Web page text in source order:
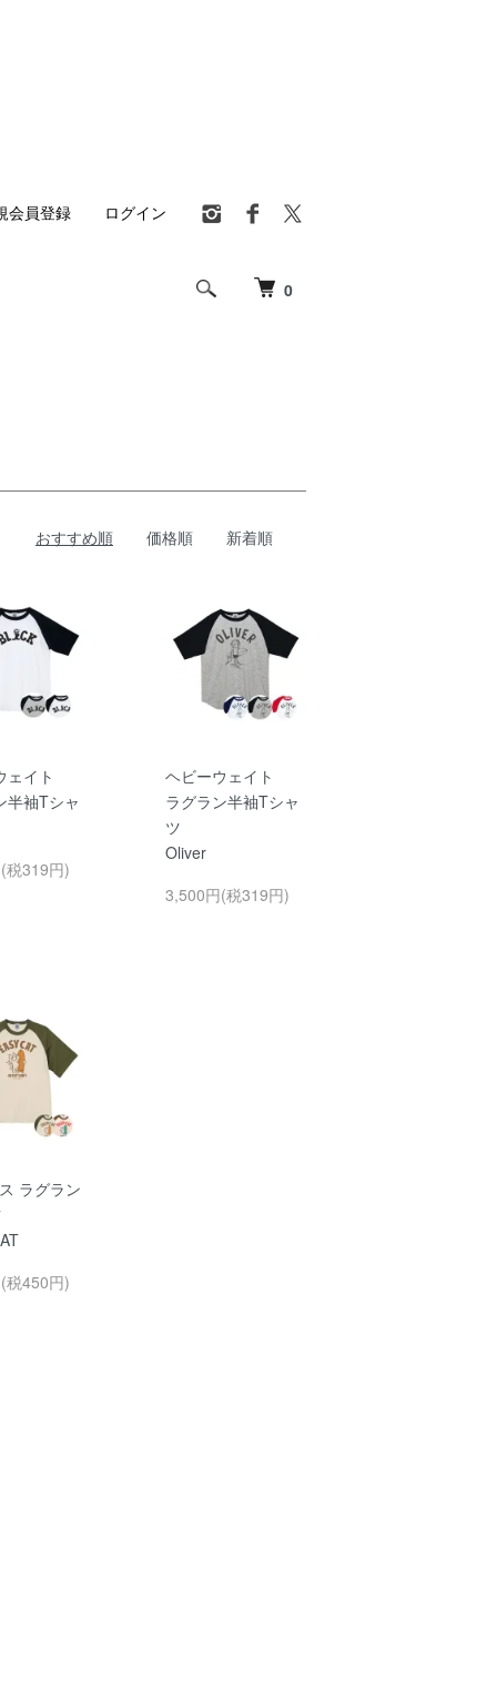
0
会員登録 ログイン
おすすめ順 価格順 新着順
ェイト
半袖Tシャ
税319円)
ヘビーウェイト
ラグラン半袖Tシャ
ツ
Oliver
3,500円(税319円)
ラグラン
税450円)